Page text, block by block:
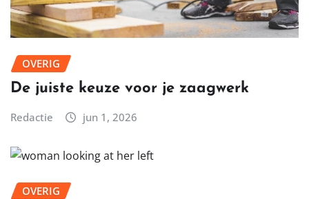
OVERIG
De juiste keuze voor je zaagwerk
Redactie jun 1, 2026
OVERIG